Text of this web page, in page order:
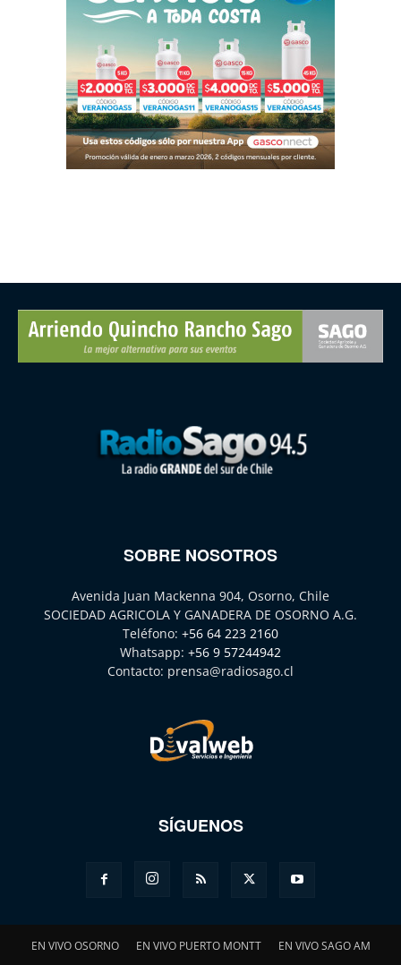
SOBRE NOSOTROS
Avenida Juan Mackenna 904, Osorno, Chile
SOCIEDAD AGRICOLA Y GANADERA DE OSORNO A.G.
Teléfono: +56 64 223 2160
Whatsapp: +56 9 57244942
Contacto: prensa@radiosago.cl
SÍGUENOS
EN VIVO OSORNO EN VIVO PUERTO MONTT EN VIVO SAGO AM